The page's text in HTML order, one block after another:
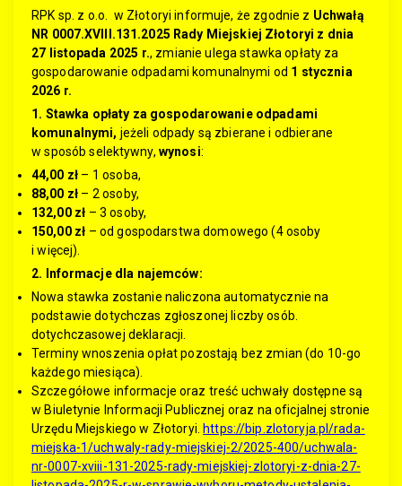
RPK sp. z o.o. w Złotoryi informuje, że zgodnie z Uchwałą
NR 0007.XVIII.131.2025 Rady Miejskiej Złotoryi z dnia
27 listopada 2025 r., zmianie ulega stawka opłaty za
gospodarowanie odpadami komunalnymi od 1 stycznia
2026 r.
1. Stawka opłaty za gospodarowanie odpadami
komunalnymi, jeżeli odpady są zbierane i odbierane
w sposób selektywny, wynosi:
44,00 zł – 1 osoba,
88,00 zł – 2 osoby,
132,00 zł – 3 osoby,
150,00 zł – od gospodarstwa domowego (4 osoby
i więcej).
2. Informacje dla najemców:
Nowa stawka zostanie naliczona automatycznie na
podstawie dotychczas zgłoszonej liczby osób.
dotychczasowej deklaracji.
Terminy wnoszenia opłat pozostają bez zmian (do 10-go
każdego miesiąca).
Szczegółowe informacje oraz treść uchwały dostępne są
w Biuletynie Informacji Publicznej oraz na oficjalnej stronie
Urzędu Miejskiego w Złotoryi.https://bip.zlotoryja.pl/rada-
miejska-1/uchwaly-rady-miejskiej-2/2025-400/uchwala-
nr-0007-xviii-131-2025-rady-miejskiej-zlotoryi-z-dnia-27-